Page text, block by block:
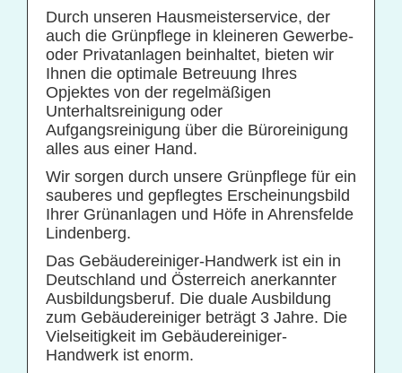
Kitareinigung
Praxisreinigung
Privathaushaltsreinigung
Restaurantreinigung
Schulreinigung
Solaranlagenreinigung mit Osmosetechnik
Teppichbodenreinigung
Unterhaltsreinigung
Veranstaltungsreinigung
Verkehrs- und Grauflächenreinigung
Verkehrsmittelreinigung
Hausmeisterservice
Durch unseren Hausmeisterservice, der
auch die Grünpflege in kleineren Gewerbe-
oder Privatanlagen beinhaltet, bieten wir
Ihnen die optimale Betreuung Ihres
Opjektes von der regelmäßigen
Unterhaltsreinigung oder
Aufgangsreinigung über die Büroreinigung
alles aus einer Hand.
Wir sorgen durch unsere Grünpflege für ein
sauberes und gepflegtes Erscheinungsbild
Ihrer Grünanlagen und Höfe in Ahrensfelde
Lindenberg.
Das Gebäudereiniger-Handwerk ist ein in
Deutschland und Österreich anerkannter
Ausbildungsberuf. Die duale Ausbildung
zum Gebäudereiniger beträgt 3 Jahre. Die
Vielseitigkeit im Gebäudereiniger-
Handwerk ist enorm.